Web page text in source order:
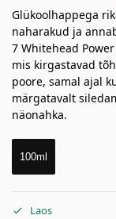
Glükoolhappega
naharakud ja
7 Whitehead
mis kirgastavad
poore, samal ajal
märgatavalt
näonahka.
100ml
Laos